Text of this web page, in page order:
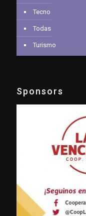
Tecno
Todas
Turismo
Sponsors